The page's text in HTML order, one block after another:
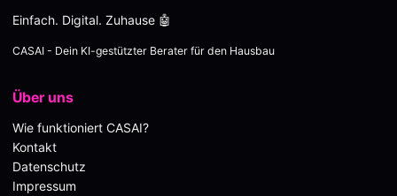
Einfach. Digital. Zuhause 🤖
CASAI - Dein KI-gestützter Berater für den Hausbau
Über uns
Wie funktioniert CASAI?
Kontakt
Datenschutz
Impressum